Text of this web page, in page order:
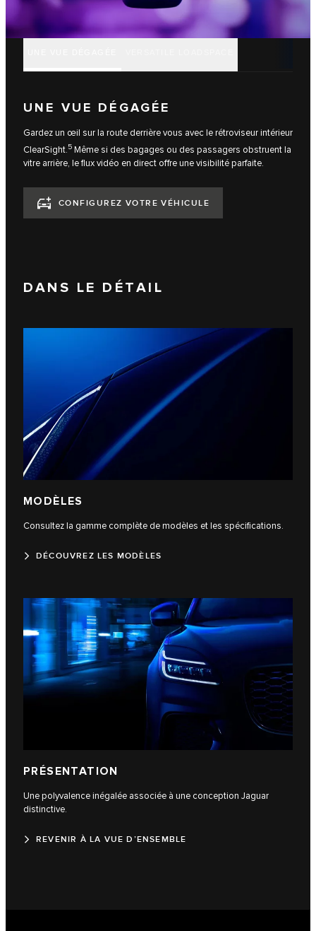
UNE VUE DÉGAGÉE
Gardez un œil sur la route derrière vous avec le rétroviseur intérieur
ClearSight.5 Même si des bagages ou des passagers obstruent la
vitre arrière, le flux vidéo en direct offre une visibilité parfaite.
CONFIGUREZ VOTRE VÉHICULE
DANS LE DÉTAIL
MODÈLES
Consultez la gamme complète de modèles et les spécifications.
DÉCOUVREZ LES MODÈLES
PRÉSENTATION
Une polyvalence inégalée associée à une conception Jaguar
distinctive.
REVENIR À LA VUE D’ENSEMBLE